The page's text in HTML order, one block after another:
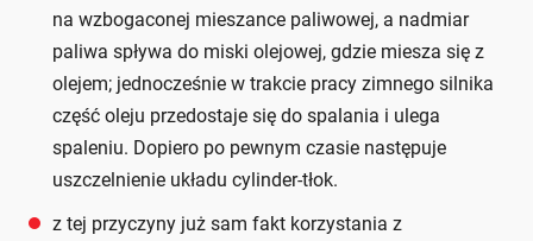
na wzbogaconej mieszance paliwowej, a nadmiar
paliwa spływa do miski olejowej, gdzie miesza się z
olejem; jednocześnie w trakcie pracy zimnego silnika
część oleju przedostaje się do spalania i ulega
spaleniu. Dopiero po pewnym czasie następuje
uszczelnienie układu cylinder-tłok.
z tej przyczyny już sam fakt korzystania z